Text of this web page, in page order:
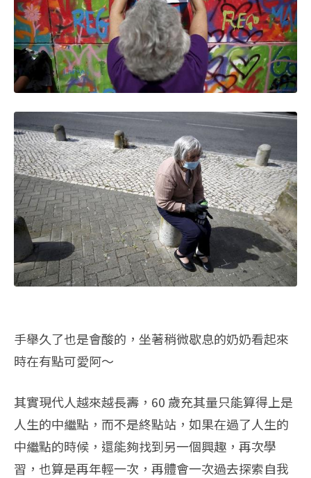
手舉久了也是會酸的，坐著稍微歇息的奶奶看起來
時在有點可愛阿～
其實現代人越來越長壽，60 歲充其量只能算得上是
人生的中繼點，而不是終點站，如果在過了人生的
中繼點的時候，還能夠找到另一個興趣，再次學
習，也算是再年輕一次，再體會一次過去探索自我